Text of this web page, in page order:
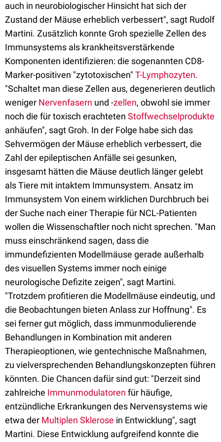
auch in neurobiologischer Hinsicht hat sich der
Zustand der Mäuse erheblich verbessert", sagt Rudolf
Martini. Zusätzlich konnte Groh spezielle Zellen des
Immunsystems als krankheitsverstärkende
Komponenten identifizieren: die sogenannten CD8-
Marker-positiven "zytotoxischen" T-Lymphozyten.
"Schaltet man diese Zellen aus, degenerieren deutlich
weniger Nervenfasern und -zellen, obwohl sie immer
noch die für toxisch erachteten Stoffwechselprodukte
anhäufen", sagt Groh. In der Folge habe sich das
Sehvermögen der Mäuse erheblich verbessert, die
Zahl der epileptischen Anfälle sei gesunken,
insgesamt hätten die Mäuse deutlich länger gelebt
als Tiere mit intaktem Immunsystem. Ansatz im
Immunsystem Von einem wirklichen Durchbruch bei
der Suche nach einer Therapie für NCL-Patienten
wollen die Wissenschaftler noch nicht sprechen. "Man
muss einschränkend sagen, dass die
immundefizienten Modellmäuse gerade außerhalb
des visuellen Systems immer noch einige
neurologische Defizite zeigen", sagt Martini.
"Trotzdem profitieren die Modellmäuse eindeutig, und
die Beobachtungen bieten Anlass zur Hoffnung". Es
sei ferner gut möglich, dass immunmodulierende
Behandlungen in Kombination mit anderen
Therapieoptionen, wie gentechnische Maßnahmen,
zu vielversprechenden Behandlungskonzepten führen
könnten. Die Chancen dafür sind gut: "Derzeit sind
zahlreiche Immunmodulatoren für häufige,
entzündliche Erkrankungen des Nervensystems wie
etwa der Multiplen Sklerose in Entwicklung", sagt
Martini. Diese Entwicklung aufgreifend konnte die